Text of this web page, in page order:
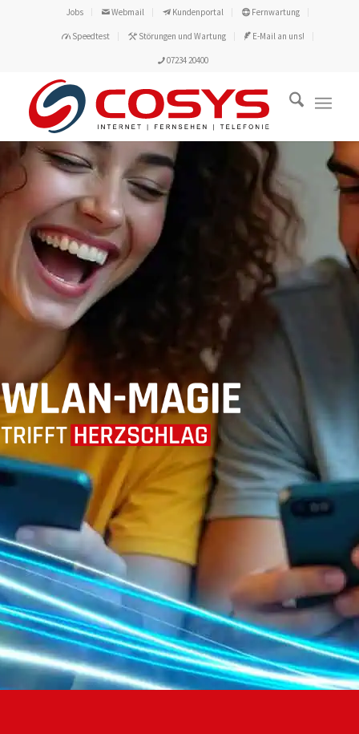
Jobs Webmail Kundenportal Fernwartung
Speedtest Störungen und Wartung E-Mail an uns!
07234 20400